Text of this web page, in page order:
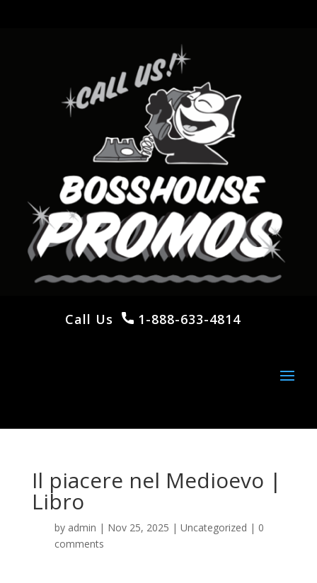
Call Us 1-888-633-4814
Il piacere nel Medioevo |
Libro
by admin | Nov 25, 2025 | Uncategorized | 0
comments